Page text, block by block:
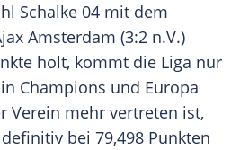
Schalke 04 mit dem
Amsterdam (3:2 n.V.)
holt, kommt die Liga nur
Champions und Europa
Verein mehr vertreten ist,
bei 79,498 Punkten